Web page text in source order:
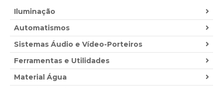
Iluminação
Automatismos
Sistemas Áudio e Vídeo-Porteiros
Ferramentas e Utilidades
Material Água